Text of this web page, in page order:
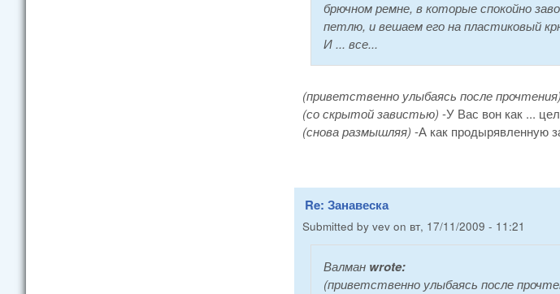
брючном ремне, в которые спокойно
петлю, и вешаем его на пластиковый
И ... все...
(приветственно улыбаясь после прочтения)
(со скрытой завистью) -У Вас вон как ...
(снова размышляя) -А как продырявленную
Re: Занавеска
Submitted by vev on вт, 17/11/2009 - 11:21
Валман wrote:
(приветственно улыбаясь после